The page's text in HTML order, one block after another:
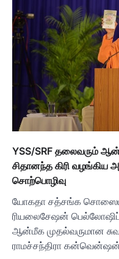
YSS/SRF தலைவரும்
சிதானந்த கிரி வழங்கிய
சொற்பொழிவு
யோகதா சத்சங்க
ரியலைசேஷன்
ஆன்மீக முதல்வருமான
ராமச்சந்திரா